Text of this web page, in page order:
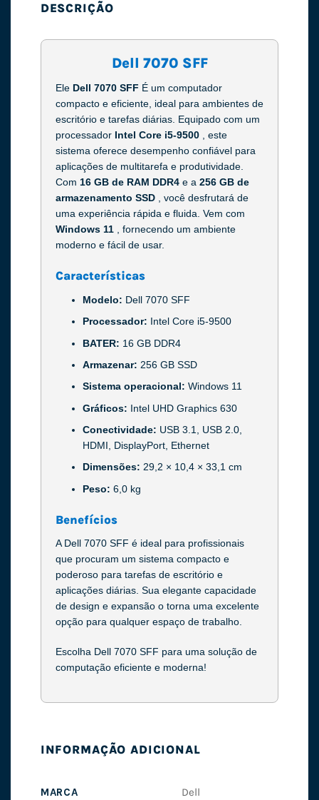
DESCRIÇÃO
Dell 7070 SFF
Ele Dell 7070 SFF É um computador
compacto e eficiente, ideal para ambientes de
escritório e tarefas diárias. Equipado com um
processador Intel Core i5-9500 , este
sistema oferece desempenho confiável para
aplicações de multitarefa e produtividade.
Com 16 GB de RAM DDR4 e a 256 GB de
armazenamento SSD , você desfrutará de
uma experiência rápida e fluida. Vem com
Windows 11 , fornecendo um ambiente
moderno e fácil de usar.
Características
Modelo: Dell 7070 SFF
Processador: Intel Core i5-9500
BATER: 16 GB DDR4
Armazenar: 256 GB SSD
Sistema operacional: Windows 11
Gráficos: Intel UHD Graphics 630
Conectividade: USB 3.1, USB 2.0,
HDMI, DisplayPort, Ethernet
Dimensões: 29,2 × 10,4 × 33,1 cm
Peso: 6,0 kg
Benefícios
A Dell 7070 SFF é ideal para profissionais
que procuram um sistema compacto e
poderoso para tarefas de escritório e
aplicações diárias. Sua elegante capacidade
de design e expansão o torna uma excelente
opção para qualquer espaço de trabalho.
Escolha Dell 7070 SFF para uma solução de
computação eficiente e moderna!
INFORMAÇÃO ADICIONAL
MARCA Dell